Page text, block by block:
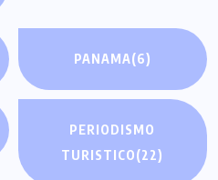
PANAMA(6)
PERIODISMO
TURISTICO(22)